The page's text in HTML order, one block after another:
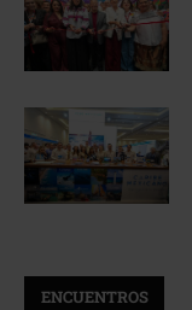
ENCUENTROS